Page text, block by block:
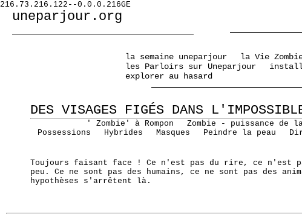
216.73.216.122--0.0.0.216GE
uneparjour.org
la semaine uneparjour la Vie
les Parloirs sur Uneparjour
explorer au hasard
DES VISAGES FIGÉS DANS
' Zombie' à Rompon Zombie - puissance
Possessions
Hybrides Masques Peindre la peau
Toujours faisant face ! Ce n'est pas du rire, ce n'est
peu. Ce ne sont pas des humains, ce ne sont pas des
hypothèses s'arrêtent là.